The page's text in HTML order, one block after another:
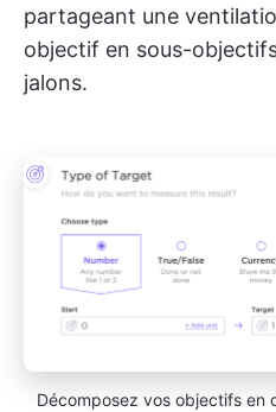
partageant une
objectif en sous-
jalons.
Décomposez vos objectifs en